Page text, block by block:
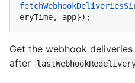
eryTime, app});
Get the webhook
after